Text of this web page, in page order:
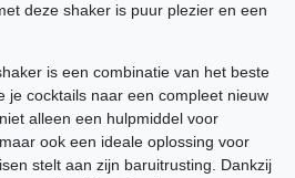
deze shaker is puur plezier en een
is een combinatie van het beste
je cocktails naar een compleet nieuw
alleen een hulpmiddel voor
ook een ideale oplossing voor
stelt aan zijn baruitrusting. Dankzij